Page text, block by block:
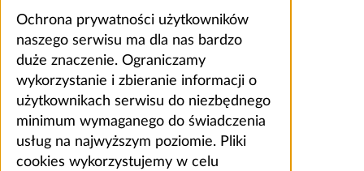
Ochrona prywatności użytkowników
naszego serwisu ma dla nas bardzo
duże znaczenie. Ograniczamy
wykorzystanie i zbieranie informacji o
użytkownikach serwisu do niezbędnego
minimum wymaganego do świadczenia
usług na najwyższym poziomie. Pliki
cookies wykorzystujemy w celu